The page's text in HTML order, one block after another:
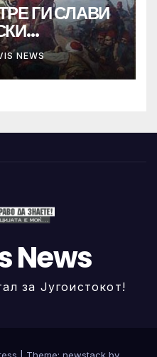
ГИ СЛАВИ
NEWS
News
за Југоистокот!
Theme: newstack by